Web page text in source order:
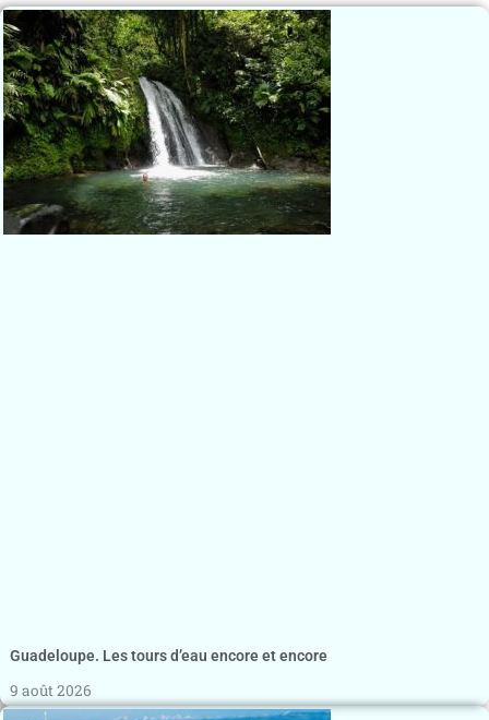
Guadeloupe. Les tours d’eau encore et encore
9 août 2026